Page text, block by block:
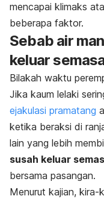
mencapai klimaks
beberapa faktor.
Sebab air
keluar
Bilakah waktu
Jika kaum lelaki
ejakulasi pramatang
ketika beraksi di
lain yang lebih
susah keluar
bersama pasangan.
Menurut kajian, kira-